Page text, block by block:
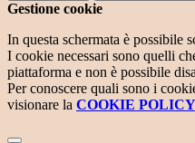
Gestione cookie
In questa schermata è possibile
I cookie necessari sono quelli
piattaforma e non è possibile
Per conoscere quali sono i
visionare la COOKIE POLICY